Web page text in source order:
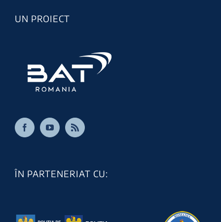
UN PROIECT
ÎN PARTENERIAT CU: